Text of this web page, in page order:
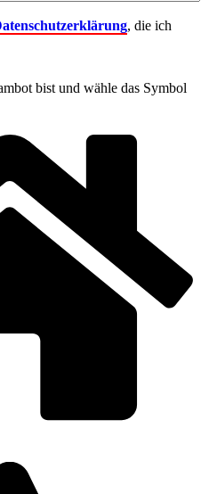
, die ich
bist und wähle das Symbol